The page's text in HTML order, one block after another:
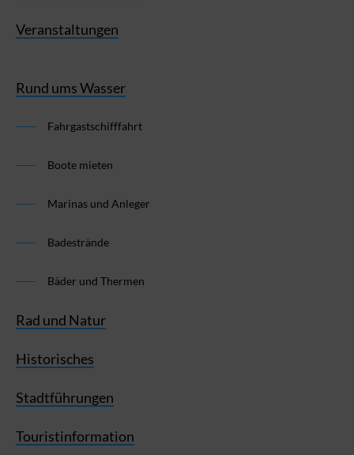
Veranstaltungen
Rund ums Wasser
Fahrgastschifffahrt
Boote mieten
Marinas und Anleger
Badestrände
Bäder und Thermen
Rad und Natur
Historisches
Stadtführungen
Touristinformation